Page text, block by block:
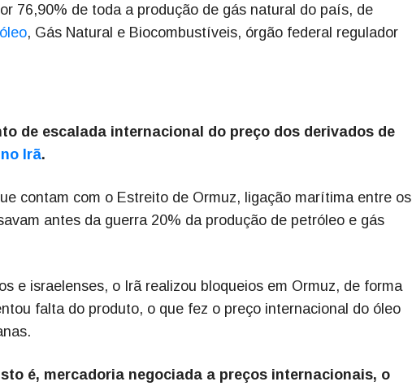
76,90% de toda a produção de gás natural do país, de
, Gás Natural e Biocombustíveis, órgão federal regulador
de escalada internacional do preço dos derivados de
Irã.
contam com o Estreito de Ormuz, ligação marítima entre os
antes da guerra 20% da produção de petróleo e gás
e israelenses, o Irã realizou bloqueios em Ormuz, de forma
falta do produto, o que fez o preço internacional do óleo
é, mercadoria negociada a preços internacionais, o